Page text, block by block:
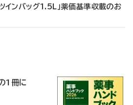
ンバッグ1.5L」薬価基準収載のお
1冊に